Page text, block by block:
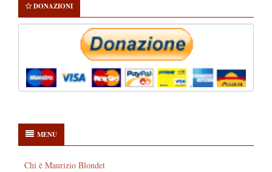
DONAZIONI
MENU
Chi è Maurizio Blondet